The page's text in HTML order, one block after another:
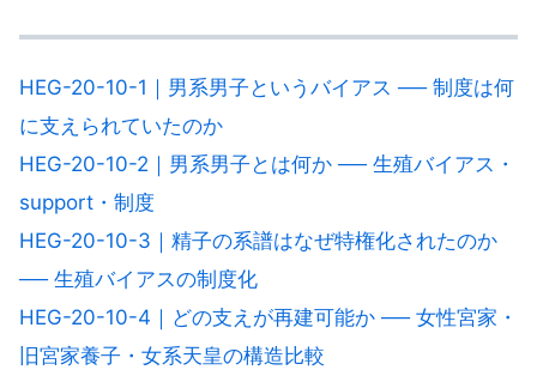
HEG-20-10-1｜男系男子というバイアス ── 制度は何
に支えられていたのか
HEG-20-10-2｜男系男子とは何か ── 生殖バイアス・
support・制度
HEG-20-10-3｜精子の系譜はなぜ特権化されたのか
── 生殖バイアスの制度化
HEG-20-10-4｜どの支えが再建可能か ── 女性宮家・
旧宮家養子・女系天皇の構造比較